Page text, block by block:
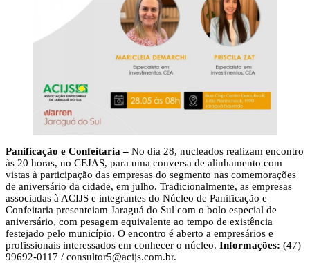
Panificação e Confeitaria – No dia 28, nucleados realizam encontro
às 20 horas, no CEJAS, para uma conversa de alinhamento com
vistas à participação das empresas do segmento nas comemorações
de aniversário da cidade, em julho. Tradicionalmente, as empresas
associadas à ACIJS e integrantes do Núcleo de Panificação e
Confeitaria presenteiam Jaraguá do Sul com o bolo especial de
aniversário, com pesagem equivalente ao tempo de existência
festejado pelo município. O encontro é aberto a empresários e
profissionais interessados em conhecer o núcleo. Informações: (47)
99692-0117 / consultor5@acijs.com.br.